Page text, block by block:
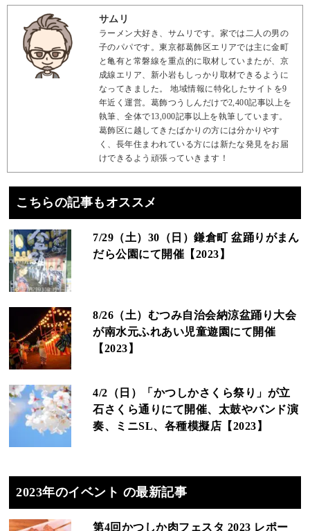
サムリ
ラーメン大好き、サムリです。家では二人の男の
子のパパです。東京都葛飾区エリアでは主に金町
と亀有と常磐線を重点的に取材していまたが、京
成線エリア、新小岩もしっかり取材できるように
なってきました。 地域情報に特化したサイトを9
年近く運営。葛飾つうしんだけで2,400記事以上を
執筆、全体で13,000記事以上を執筆しています。
葛飾区に越してきたばかりの方には分かりやす
く、長年住まわれている方には新たな発見をお届
けできるよう頑張っていきます！
こちらの記事もオススメ
7/29（土）30（日）鎌倉町 盆踊りがまん
だら公園にて開催【2023】
8/26（土）むつみ自治会納涼盆踊り大会
が南水元ふれあい児童遊園にて開催
【2023】
4/2（日）「かつしかさくら祭り」が立
石さくら通りにて開催、太鼓やバンド演
奏、ミニSL、各種模擬店【2023】
2023年のイベント の最新記事
第4回かつしか肉フェスタ 2023 レポー